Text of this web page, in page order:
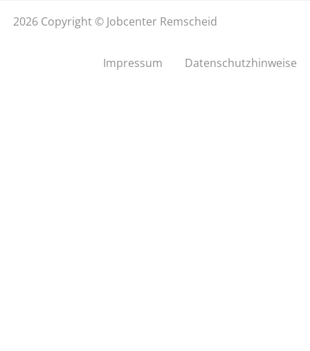
2026 Copyright © Jobcenter Remscheid
Datenschutzhinweise
Impressum